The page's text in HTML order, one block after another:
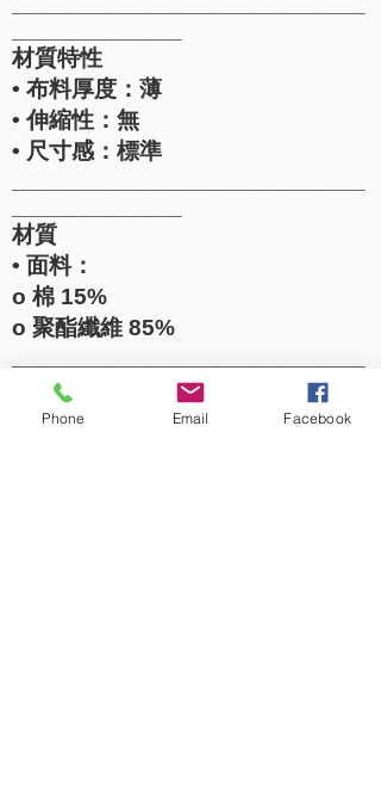
材質特性
• 布料厚度：薄
• 伸縮性：無
• 尺寸感：標準
材質
• 面料：
o 棉 15%
o 聚酯纖維 85%
_____________
顏色選項
Phone Email Facebook